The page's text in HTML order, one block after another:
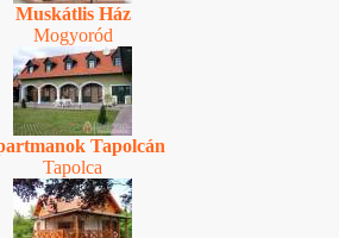
Muskátlis Ház
Mogyoród
Tapolcán
Tapolca